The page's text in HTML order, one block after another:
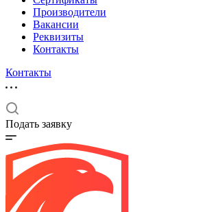
Производители
Вакансии
Реквизиты
Контакты
Контакты
Подать заявку